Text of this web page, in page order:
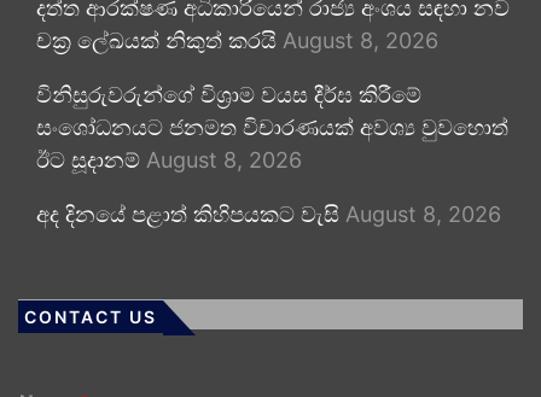
දත්ත ආරක්ෂණ අධිකාරියෙන් රාජ්‍ය අංශය සඳහා නව
චක්‍ර ලේඛයක් නිකුත් කරයි August 8, 2026
විනිසුරුවරුන්ගේ විශ්‍රාම වයස දීර්ඝ කිරීමේ
සංශෝධනයට ජනමත විචාරණයක් අවශ්‍ය වුවහොත්
ඊට සූදානම් August 8, 2026
අද දිනයේ පළාත් කිහිපයකට වැසි August 8, 2026
CONTACT US